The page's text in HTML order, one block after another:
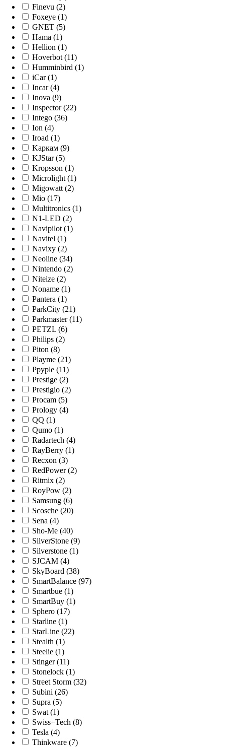
Finevu (2)
Foxeye (1)
GNET (5)
Hama (1)
Hellion (1)
Hoverbot (11)
Humminbird (1)
iCar (1)
Incar (4)
Inova (9)
Inspector (22)
Intego (36)
Ion (4)
Iroad (1)
Kaркам (9)
KJStar (5)
Kropsson (1)
Microlight (1)
Migowatt (2)
Mio (17)
Multitronics (1)
N1-LED (2)
Navipilot (1)
Navitel (1)
Navixy (2)
Neoline (34)
Nintendo (2)
Niteize (2)
Noname (1)
Pantera (1)
ParkCity (21)
Parkmaster (11)
PETZL (6)
Philips (2)
Piton (8)
Playme (21)
Ppyple (11)
Prestige (2)
Prestigio (2)
Procam (5)
Prology (4)
QQ (1)
Qumo (1)
Radartech (4)
RayBerry (1)
Recxon (3)
RedPower (2)
Ritmix (2)
RoyPow (2)
Samsung (6)
Scosche (20)
Sena (4)
Sho-Me (40)
SilverStone (9)
Silverstone (1)
SJCAM (4)
SkyBoard (38)
SmartBalance (97)
Smartbue (1)
SmartBuy (1)
Sphero (17)
Starline (1)
StarLine (22)
Stealth (1)
Steelie (1)
Stinger (11)
Stonelock (1)
Street Storm (32)
Subini (26)
Supra (5)
Swat (1)
Swiss+Tech (8)
Tesla (4)
Thinkware (7)